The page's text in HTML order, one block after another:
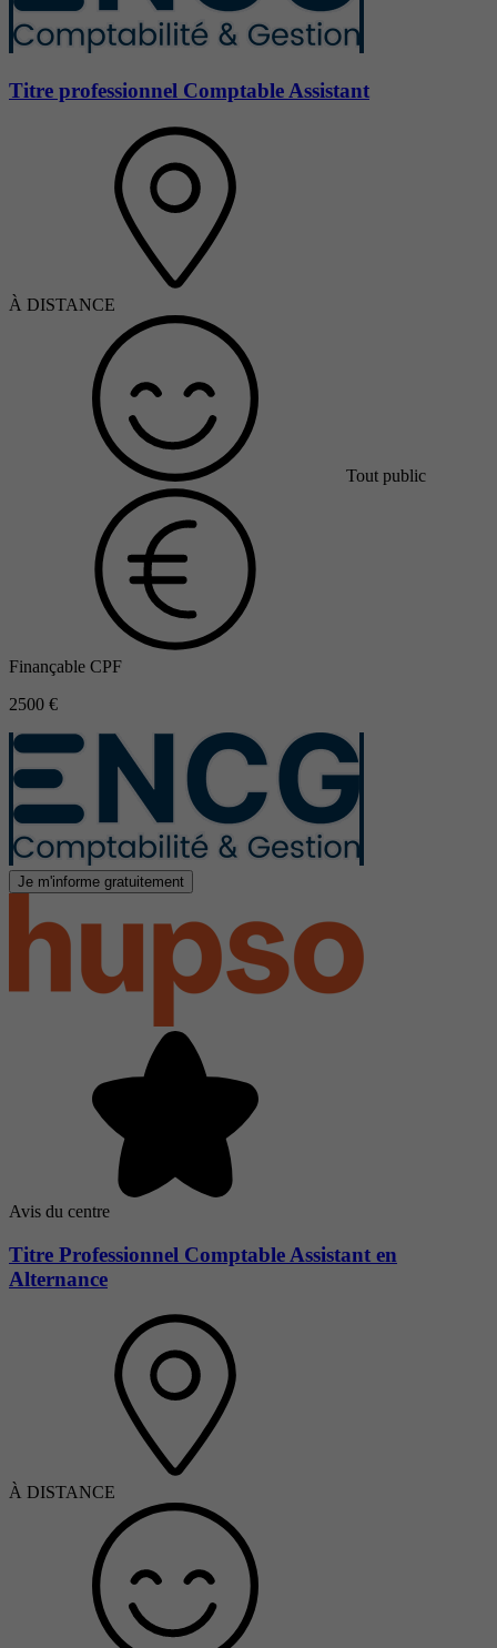
Titre professionnel Comptable Assistant
À DISTANCE
Tout public
Finançable CPF
2500 €
Je m'informe gratuitement
Avis du centre
Titre Professionnel Comptable Assistant en
Alternance
À DISTANCE